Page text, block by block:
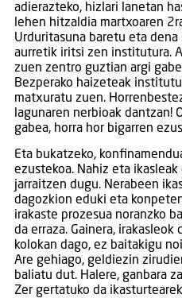
adierazteko, hizlari lanetan
lehen hitzaldia martxoaren
Urduritasuna baretu eta
aurretik iritsi zen institutura.
zuen zentro guztian argi
Bezperako haizeteak
matxuratu zuen.
lagunaren nerbioak dantzan!
gabea, horra hor bigarren
Eta bukatzeko,
ezustekoa. Nahiz eta
jarraitzen dugu. Nerabeen
dagozkion eduki eta
irakaste prozesua noranzko
da erraza. Gainera,
kolokan dago, ez baitakigu
Are gehiago, geldiezin
baliatu dut. Halere, ganbara
Zer gertatuko da